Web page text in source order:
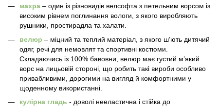
махра – один із різновидів велсофта з петельним ворсом із
високим рівнем поглинання вологи, з якого виробляють
рушники, простирадла та халати.
велюр – міцний та теплий матеріал, з якого ш’ють дитячий
одяг, речі для немовлят та спортивні костюми.
Складаючись із 100% бавовни, велюр має густий м’який
ворс на лицьовій стороні, що робить такі вироби особливо
привабливими, дорогими на вигляд й комфортними у
щоденному використанні.
кулірна гладь - доволі нееластична і стійка до